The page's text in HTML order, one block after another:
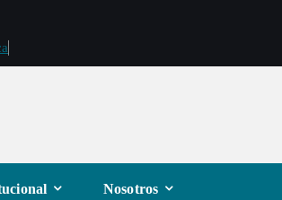
Nosotros